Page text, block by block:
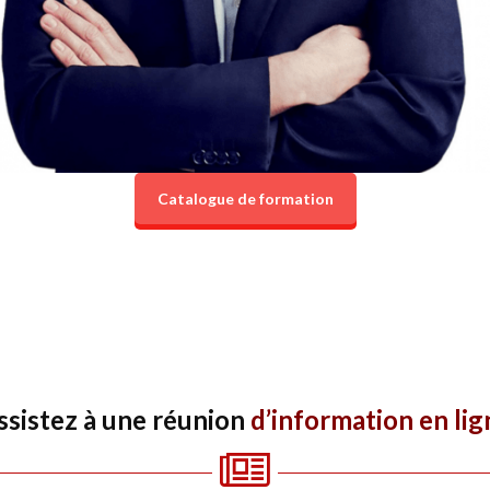
Catalogue de formation
à une réunion d’information en